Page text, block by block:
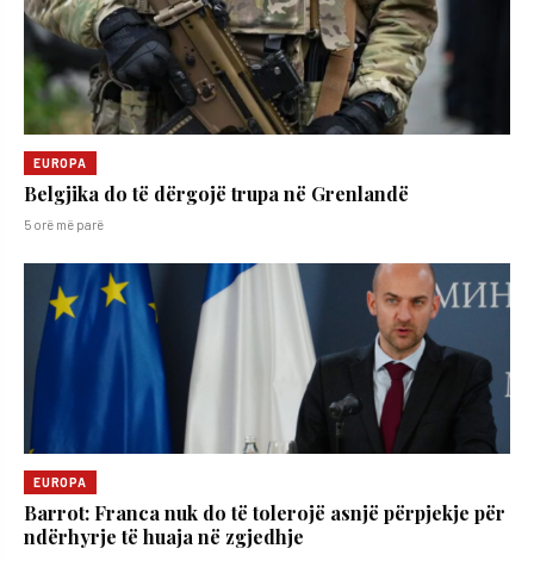
EUROPA
Belgjika do të dërgojë trupa në Grenlandë
5 orë më parë
EUROPA
Barrot: Franca nuk do të tolerojë asnjë përpjekje për
ndërhyrje të huaja në zgjedhje